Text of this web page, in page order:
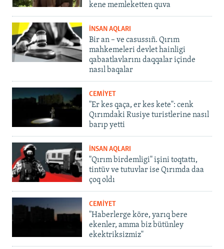
kene memleketten quva
İNSAN AQLARI
Bir an – ve casussıñ. Qırım
mahkemeleri devlet hainligi
qabaatlavlarını daqqalar içinde
nasıl baqalar
CEMİYET
"Er kes qaça, er kes kete": cenk
Qırımdaki Rusiye turistlerine nasıl
barıp yetti
İNSAN AQLARI
"Qırım birdemligi" işini toqtattı,
tintüv ve tutuvlar ise Qırımda daa
çoq oldı
CEMİYET
"Haberlerge köre, yarıq bere
ekenler, amma biz bütünley
ekektriksizmiz"